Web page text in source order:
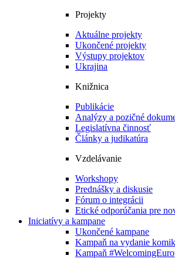
Projekty
Aktuálne projekty
Ukončené projekty
Výstupy projektov
Ukrajina
Knižnica
Publikácie
Analýzy a pozičné
Legislatívna činnosť
Články a judikatúra
Vzdelávanie
Workshopy
Prednášky a diskusie
Fórum o integrácii
Etické odporúčania pre
Iniciatívy a kampane
Ukončené kampane
Kampaň na vydanie
Kampaň